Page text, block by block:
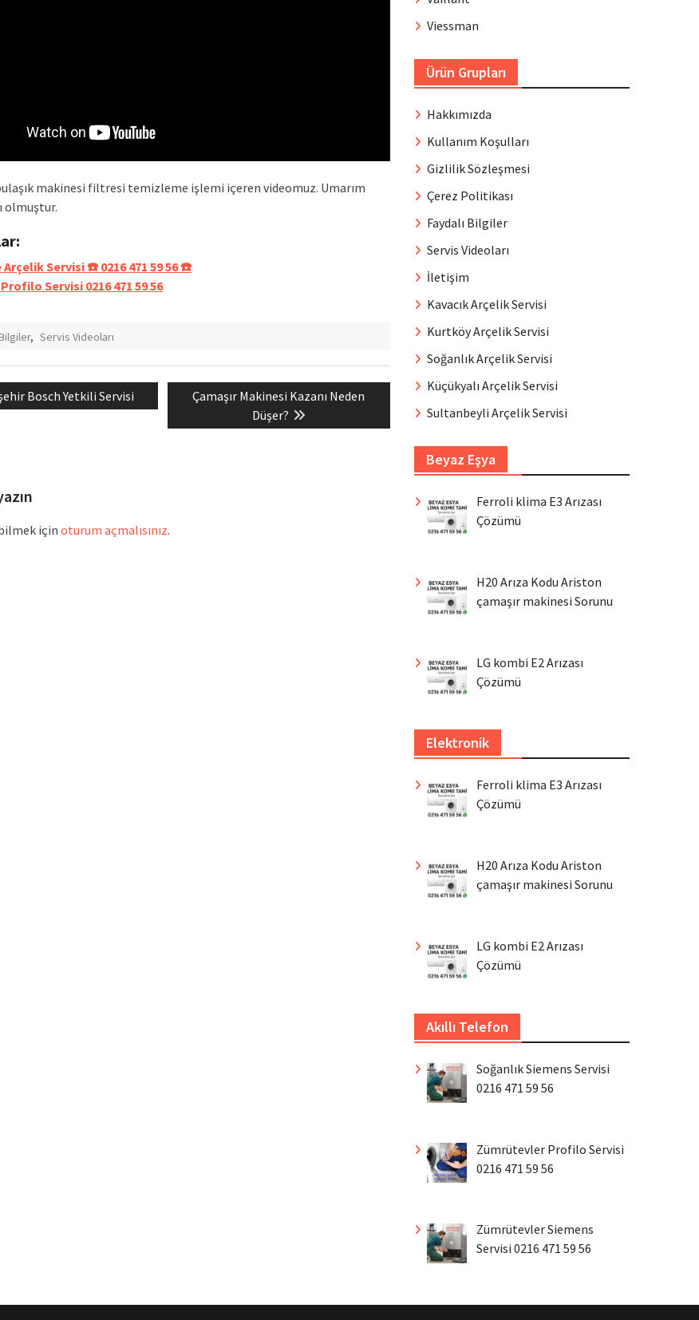
makinesi filtresi temizleme işlemi içeren videomuz. Umarım
olmuştur.
Servisi ☎️ 0216 471 59 56 ☎️
Servisi 0216 471 59 56
, Servis Videoları
Bosch Yetkili Servisi
Next
Çamaşır Makinesi Kazanı Neden
Düşer?
içinoturum açmalısınız.
Viessman
Ürün Grupları
Hakkımızda
Kullanım Koşulları
Gizlilik Sözleşmesi
Çerez Politikası
Faydalı Bilgiler
Servis Videoları
İletişim
Kavacık Arçelik Servisi
Kurtköy Arçelik Servisi
Soğanlık Arçelik Servisi
Küçükyalı Arçelik Servisi
Sultanbeyli Arçelik Servisi
Beyaz Eşya
Ferroli klima E3 Arızası
Çözümü
H20 Arıza Kodu Ariston
çamaşır makinesi Sorunu
LG kombi E2 Arızası
Çözümü
Elektronik
Ferroli klima E3 Arızası
Çözümü
H20 Arıza Kodu Ariston
çamaşır makinesi Sorunu
LG kombi E2 Arızası
Çözümü
Akıllı Telefon
Soğanlık Siemens Servisi
0216 471 59 56
Zümrütevler Profilo Servisi
0216 471 59 56
Zümrütevler Siemens
Servisi 0216 471 59 56